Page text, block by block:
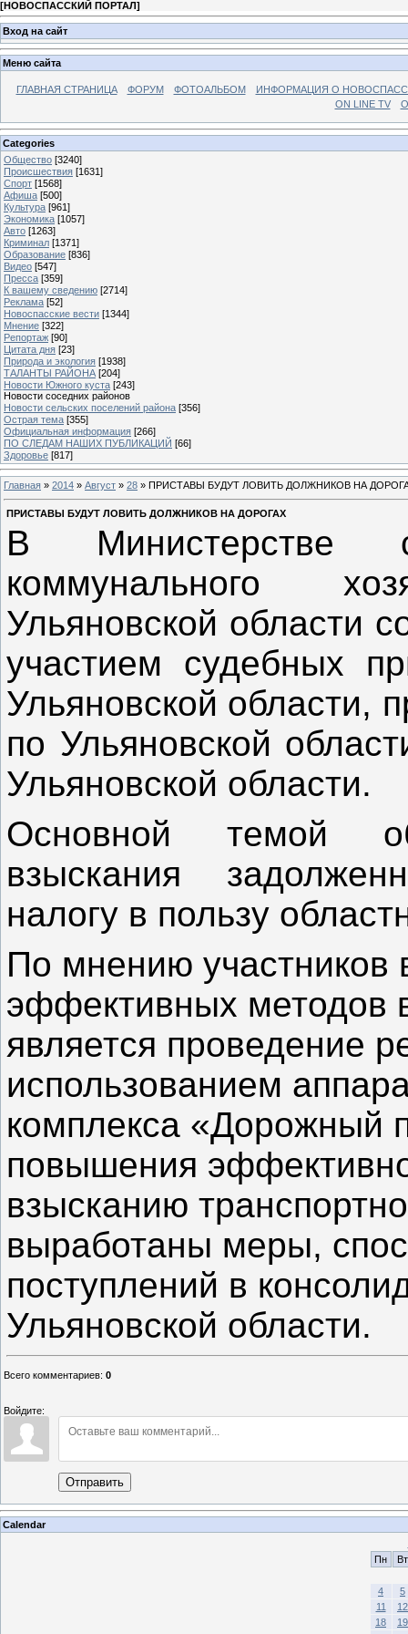
[НОВОСПАССКИЙ ПОРТАЛ]
Вход на сайт
Меню сайта
ГЛАВНАЯ СТРАНИЦА ФОРУМ ФОТОАЛЬБОМ
ИНФОРМАЦИЯ О
ON LINE TV
Categories
Общество [3240]
Происшествия [1631]
Спорт [1568]
Афиша [500]
Культура [961]
Экономика [1057]
Авто [1263]
Криминал [1371]
Образование [836]
Видео [547]
Пресса [359]
К вашему сведению [2714]
Реклама [52]
Новоспасские вести [1344]
Мнение [322]
Репортаж [90]
Цитата дня [23]
Природа и экология [1938]
ТАЛАНТЫ РАЙОНА [204]
Новости Южного куста [243]
Новости соседних районов
Новости сельских поселений района [356]
Острая тема [355]
Официальная информация [266]
ПО СЛЕДАМ НАШИХ ПУБЛИКАЦИЙ [66]
Здоровье [817]
Главная » 2014 » Август » 28 » ПРИСТАВЫ БУДУТ ЛОВИТЬ ДОЛЖНИКОВ НА
ПРИСТАВЫ БУДУТ ЛОВИТЬ ДОЛЖНИКОВ НА ДОРОГАХ
В Министерстве
коммунального
Ульяновской области
участием судебных
Ульяновской области,
по Ульяновской
Ульяновской области.
Основной темой
взыскания
налогу в пользу
По мнению участников
эффективных методов
является проведение
использованием
комплекса «Дорожный
повышения
взысканию
выработаны меры,
поступлений в
Ульяновской области.
Всего комментариев: 0
Войдите:
Отправить
Calendar
Пн
Вт
4
5
11
12
18
19